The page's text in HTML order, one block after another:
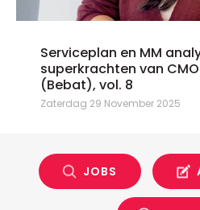
Serviceplan en MM
superkrachten van
(Bebat), vol. 8
Zaterdag 29 November 2025
JOBS